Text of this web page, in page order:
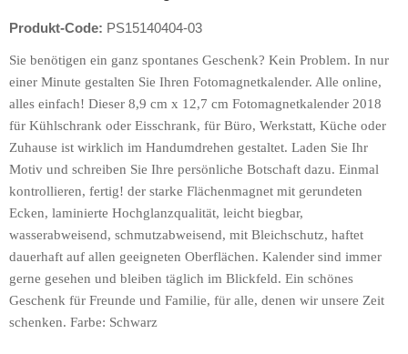
Produkt-Code: PS15140404-03
Sie benötigen ein ganz spontanes Geschenk? Kein Problem. In nur
einer Minute gestalten Sie Ihren Fotomagnetkalender. Alle online,
alles einfach! Dieser 8,9 cm x 12,7 cm Fotomagnetkalender 2018
für Kühlschrank oder Eisschrank, für Büro, Werkstatt, Küche oder
Zuhause ist wirklich im Handumdrehen gestaltet. Laden Sie Ihr
Motiv und schreiben Sie Ihre persönliche Botschaft dazu. Einmal
kontrollieren, fertig! der starke Flächenmagnet mit gerundeten
Ecken, laminierte Hochglanzqualität, leicht biegbar,
wasserabweisend, schmutzabweisend, mit Bleichschutz, haftet
dauerhaft auf allen geeigneten Oberflächen. Kalender sind immer
gerne gesehen und bleiben täglich im Blickfeld. Ein schönes
Geschenk für Freunde und Familie, für alle, denen wir unsere Zeit
schenken. Farbe: Schwarz